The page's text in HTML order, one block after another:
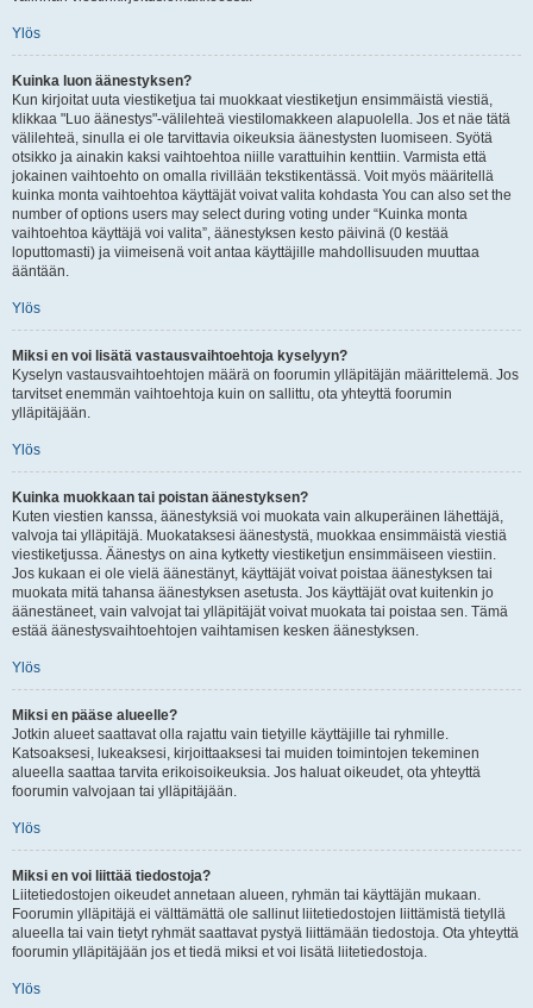
Ylös
Kuinka luon äänestyksen?
Kun kirjoitat uuta viestiketjua tai muokkaat viestiketjun ensimmäistä viestiä,
klikkaa "Luo äänestys"-välilehteä viestilomakkeen alapuolella. Jos et näe tätä
välilehteä, sinulla ei ole tarvittavia oikeuksia äänestysten luomiseen. Syötä
otsikko ja ainakin kaksi vaihtoehtoa niille varattuihin kenttiin. Varmista että
jokainen vaihtoehto on omalla rivillään tekstikentässä. Voit myös määritellä
kuinka monta vaihtoehtoa käyttäjät voivat valita kohdasta You can also set the
number of options users may select during voting under “Kuinka monta
vaihtoehtoa käyttäjä voi valita”, äänestyksen kesto päivinä (0 kestää
loputtomasti) ja viimeisenä voit antaa käyttäjille mahdollisuuden muuttaa
ääntään.
Ylös
Miksi en voi lisätä vastausvaihtoehtoja kyselyyn?
Kyselyn vastausvaihtoehtojen määrä on foorumin ylläpitäjän määrittelemä. Jos
tarvitset enemmän vaihtoehtoja kuin on sallittu, ota yhteyttä foorumin
ylläpitäjään.
Ylös
Kuinka muokkaan tai poistan äänestyksen?
Kuten viestien kanssa, äänestyksiä voi muokata vain alkuperäinen lähettäjä,
valvoja tai ylläpitäjä. Muokataksesi äänestystä, muokkaa ensimmäistä viestiä
viestiketjussa. Äänestys on aina kytketty viestiketjun ensimmäiseen viestiin.
Jos kukaan ei ole vielä äänestänyt, käyttäjät voivat poistaa äänestyksen tai
muokata mitä tahansa äänestyksen asetusta. Jos käyttäjät ovat kuitenkin jo
äänestäneet, vain valvojat tai ylläpitäjät voivat muokata tai poistaa sen. Tämä
estää äänestysvaihtoehtojen vaihtamisen kesken äänestyksen.
Ylös
Miksi en pääse alueelle?
Jotkin alueet saattavat olla rajattu vain tietyille käyttäjille tai ryhmille.
Katsoaksesi, lukeaksesi, kirjoittaaksesi tai muiden toimintojen tekeminen
alueella saattaa tarvita erikoisoikeuksia. Jos haluat oikeudet, ota yhteyttä
foorumin valvojaan tai ylläpitäjään.
Ylös
Miksi en voi liittää tiedostoja?
Liitetiedostojen oikeudet annetaan alueen, ryhmän tai käyttäjän mukaan.
Foorumin ylläpitäjä ei välttämättä ole sallinut liitetiedostojen liittämistä tietyllä
alueella tai vain tietyt ryhmät saattavat pystyä liittämään tiedostoja. Ota yhteyttä
foorumin ylläpitäjään jos et tiedä miksi et voi lisätä liitetiedostoja.
Ylös